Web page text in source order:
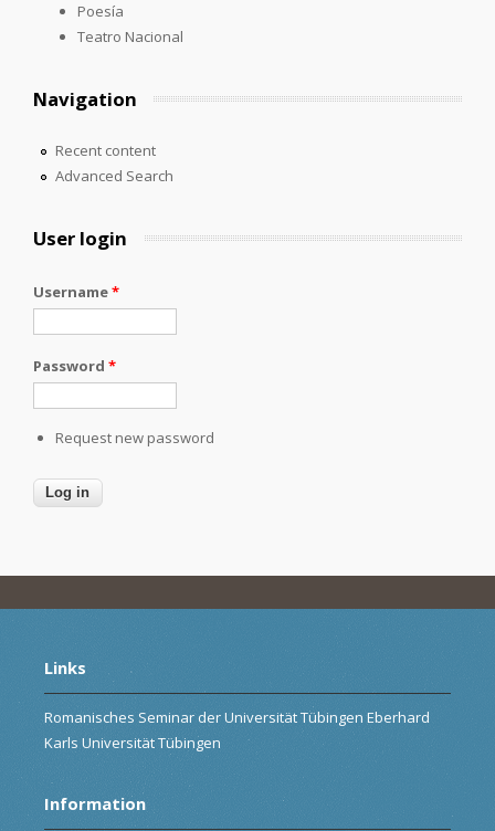
Poesía
Teatro Nacional
Navigation
Recent content
Advanced Search
User login
Username*
Password *
Request new password
Links
Romanisches Seminar der Universität Tübingen Eberhard
Karls Universität Tübingen
Information